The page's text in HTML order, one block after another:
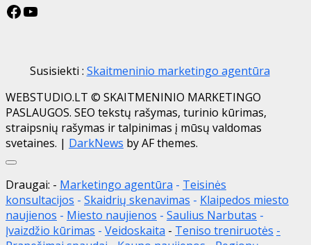
Facebook
YouTube
Susisiekti : Skaitmeninio marketingo agentūra
WEBSTUDIO.LT © SKAITMENINIO MARKETINGO
PASLAUGOS. SEO tekstų rašymas, turinio kūrimas,
straipsnių rašymas ir talpinimas į mūsų valdomas
svetaines. | DarkNews by AF themes.
Close
Draugai: - Marketingo agentūra - Teisinės
konsultacijos - Skaidrių skenavimas - Klaipedos miesto
naujienos - Miesto naujienos - Saulius Narbutas -
Įvaizdžio kūrimas - Veidoskaita - Teniso treniruotės -